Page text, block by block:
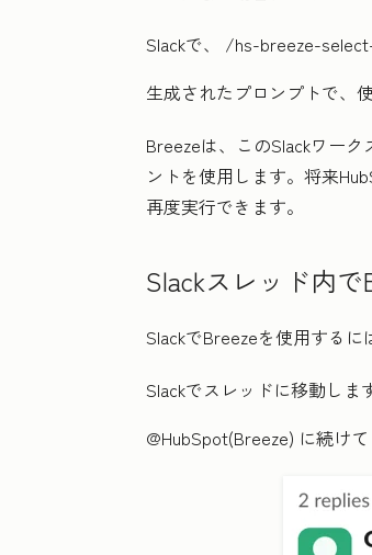
Slackで、 /hs-breeze-
生成されたプロンプトで、
Breezeは、このSlackワー
ントを使用します。将来
再度実行できます。
Slackスレッド内
SlackでBreezeを使用するに
Slackでスレッドに移動しま
@HubSpot(Breeze) に続け